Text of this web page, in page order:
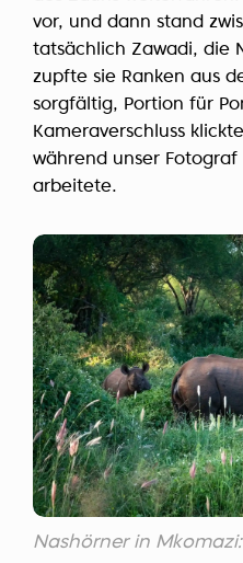
vor, und dann stand
tatsächlich Zawadi, die
zupfte sie Ranken aus
sorgfältig, Portion für
Kameraverschluss
während unser
arbeitete.
Nashörner in